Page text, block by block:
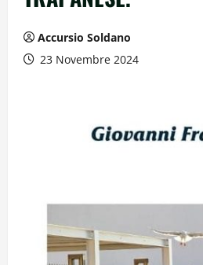
Accursio Soldano
23 Novembre 2024